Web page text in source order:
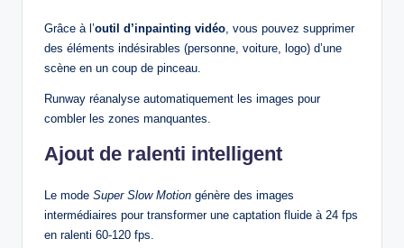
Grâce à l’outil d’inpainting vidéo, vous pouvez supprimer
des éléments indésirables (personne, voiture, logo) d’une
scène en un coup de pinceau.
Runway réanalyse automatiquement les images pour
combler les zones manquantes.
Ajout de ralenti intelligent
Le mode Super Slow Motion génère des images
intermédiaires pour transformer une captation fluide à 24 fps
en ralenti 60‑120 fps.